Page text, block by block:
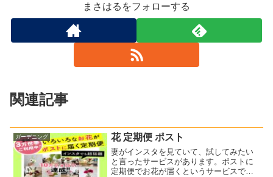
まさはるをフォローする
関連記事
ガーデニング 花 定期便 ポスト
妻がインスタを見ていて、試してみたい
と言ったサービスがあります。ポストに
定期便でお花が届くというサービスで